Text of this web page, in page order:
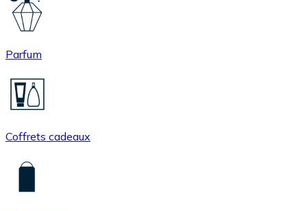
Parfum
Coffrets cadeaux